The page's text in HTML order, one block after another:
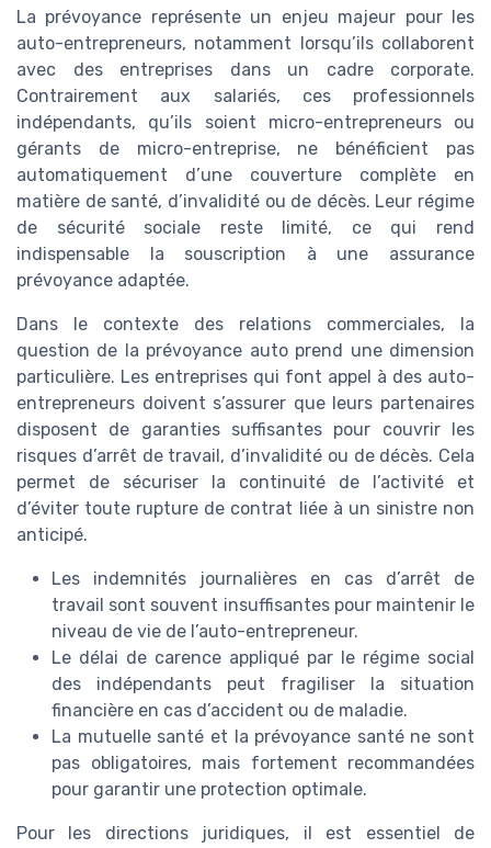
La prévoyance représente un enjeu majeur pour les
auto-entrepreneurs, notamment lorsqu’ils collaborent
avec des entreprises dans un cadre corporate.
Contrairement aux salariés, ces professionnels
indépendants, qu’ils soient micro-entrepreneurs ou
gérants de micro-entreprise, ne bénéficient pas
automatiquement d’une couverture complète en
matière de santé, d’invalidité ou de décès. Leur régime
de sécurité sociale reste limité, ce qui rend
indispensable la souscription à une assurance
prévoyance adaptée.
Dans le contexte des relations commerciales, la
question de la prévoyance auto prend une dimension
particulière. Les entreprises qui font appel à des auto-
entrepreneurs doivent s’assurer que leurs partenaires
disposent de garanties suffisantes pour couvrir les
risques d’arrêt de travail, d’invalidité ou de décès. Cela
permet de sécuriser la continuité de l’activité et
d’éviter toute rupture de contrat liée à un sinistre non
anticipé.
Les indemnités journalières en cas d’arrêt de
travail sont souvent insuffisantes pour maintenir le
niveau de vie de l’auto-entrepreneur.
Le délai de carence appliqué par le régime social
des indépendants peut fragiliser la situation
financière en cas d’accident ou de maladie.
La mutuelle santé et la prévoyance santé ne sont
pas obligatoires, mais fortement recommandées
pour garantir une protection optimale.
Pour les directions juridiques, il est essentiel de